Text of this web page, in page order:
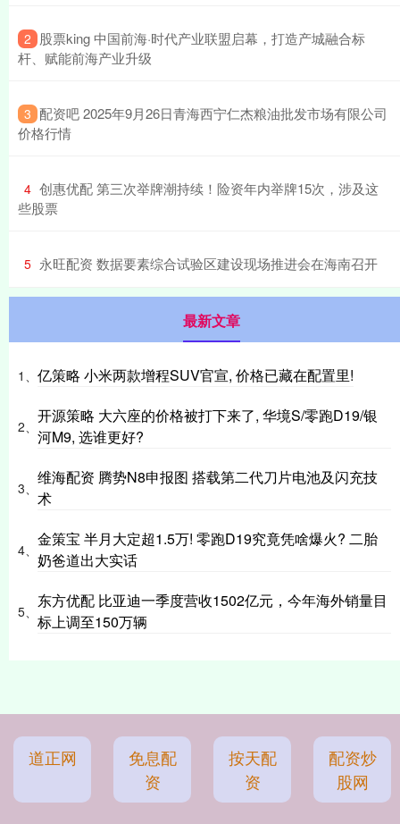
2 ​股票king 中国前海·时代产业联盟启幕，打造产城融合标
杆、赋能前海产业升级
3 ​配资吧 2025年9月26日青海西宁仁杰粮油批发市场有限公司
价格行情
4 ​创惠优配 第三次举牌潮持续！险资年内举牌15次，涉及这
些股票
5 ​永旺配资 数据要素综合试验区建设现场推进会在海南召开
最新文章
1、 亿策略 小米两款增程SUV官宣, 价格已藏在配置里!
2、
开源策略 大六座的价格被打下来了, 华境S/零跑D19/银
河M9, 选谁更好?
3、
维海配资 腾势N8申报图 搭载第二代刀片电池及闪充技
术
4、
金策宝 半月大定超1.5万! 零跑D19究竟凭啥爆火? 二胎
奶爸道出大实话
5、
东方优配 比亚迪一季度营收1502亿元，今年海外销量目
标上调至150万辆
道正网
免息配
资
按天配
资
配资炒
股网